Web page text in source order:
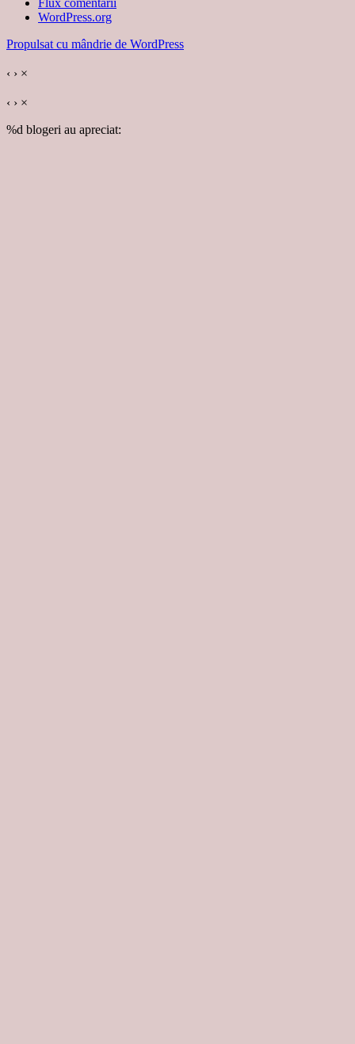
Flux comentarii
WordPress.org
Propulsat cu mândrie de WordPress
‹ › ×
‹ › ×
%d blogeri au apreciat: